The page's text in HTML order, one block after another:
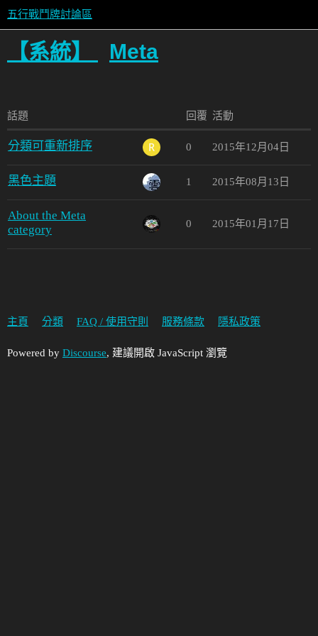
五行戰鬥牌討論區
【系統】 Meta
話題 回覆 活動
分類可重新排序 0 2015年12月04日
黑色主題 1 2015年08月13日
About the Meta
category
0 2015年01月17日
主頁 分類 FAQ / 使用守則 服務條款 隱私政策
Powered by Discourse, 建議開啟 JavaScript 瀏覽